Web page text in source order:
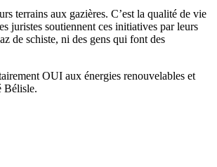
terrains aux gazières. C’est la qualité de vie
juristes soutiennent ces initiatives par leurs
de schiste, ni des gens qui font des
OUI aux énergies renouvelables et
Bélisle.